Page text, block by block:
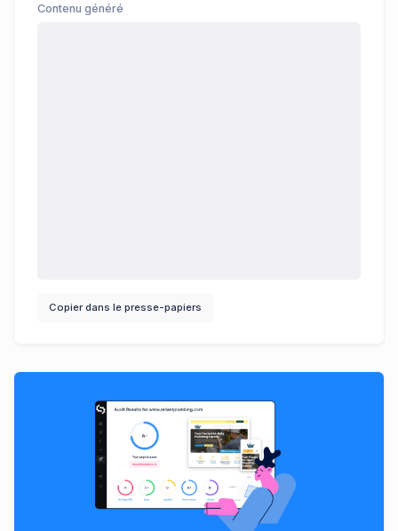
Contenu généré
Copier dans le presse-papiers